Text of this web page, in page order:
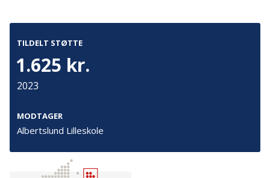
TILDELT STØTTE
1.625 kr.
2023
MODTAGER
Albertslund Lilleskole
Tilmeld nyhedsbrev
De seneste nyheder om TrygFondens og TryghedsGruppens
aktiviteter direkte i din indbakke.
Tilmeld